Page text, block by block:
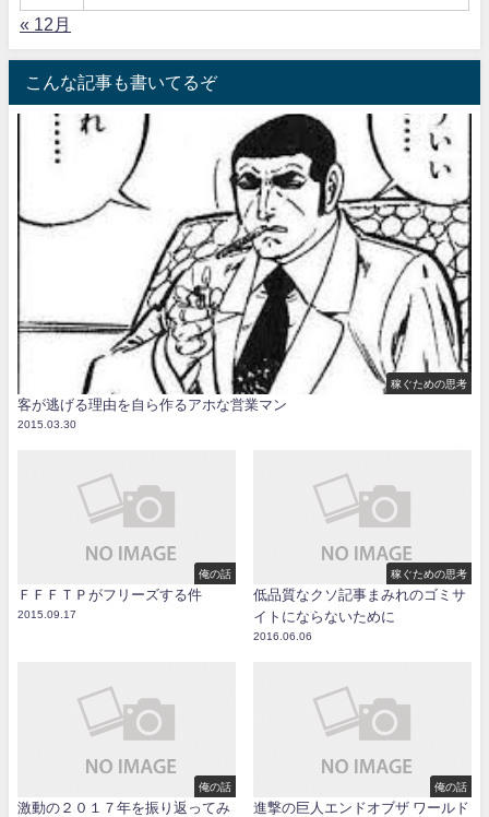
« 12月
こんな記事も書いてるぞ
稼ぐための思考
客が逃げる理由を自ら作るアホな営業マン
2015.03.30
俺の話
ＦＦＦＴＰがフリーズする件
2015.09.17
稼ぐための思考
低品質なクソ記事まみれのゴミサ
イトにならないために
2016.06.06
俺の話
激動の２０１７年を振り返ってみ
俺の話
進撃の巨人エンドオブザ ワールド